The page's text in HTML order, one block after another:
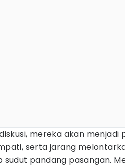
mereka akan
serta jarang
sudut pandang pasangan.